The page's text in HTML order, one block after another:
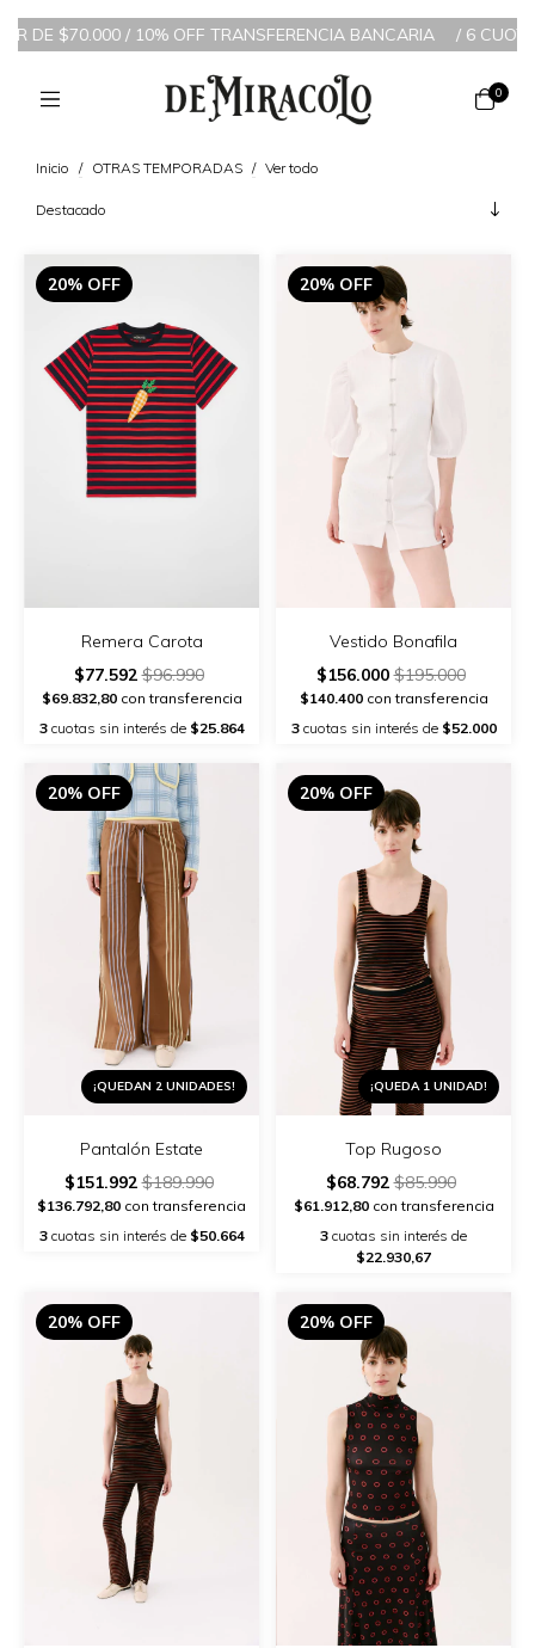
/ 10% OFF TRANSFERENCIA BANCARIA /6 CUOTAS SIN
0
Inicio / OTRAS TEMPORADAS / Ver todo
20% OFF
Remera Carota
$77.592$96.990
$69.832,80con transferencia
3cuotas sin interés de $25.864
20% OFF
Vestido Bonafila
$156.000$195.000
$140.400con transferencia
3cuotas sin interés de $52.000
20% OFF
¡QUEDAN 2 UNIDADES!
Pantalón Estate
$151.992$189.990
$136.792,80 con transferencia
3cuotas sin interés de $50.664
20% OFF
¡QUEDA 1 UNIDAD!
Top Rugoso
$68.792$85.990
$61.912,80con transferencia
3 cuotas sin interés de
$22.930,67
20% OFF 20% OFF